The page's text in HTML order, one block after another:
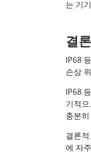
는 기
결
IP68
손상
IP68
기적
충분
결론
에 자